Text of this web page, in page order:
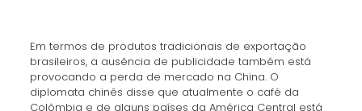
Em termos de produtos tradicionais de exportação
brasileiros, a ausência de publicidade também está
provocando a perda de mercado na China. O
diplomata chinês disse que atualmente o café da
Colômbia e de alguns países da América Central está